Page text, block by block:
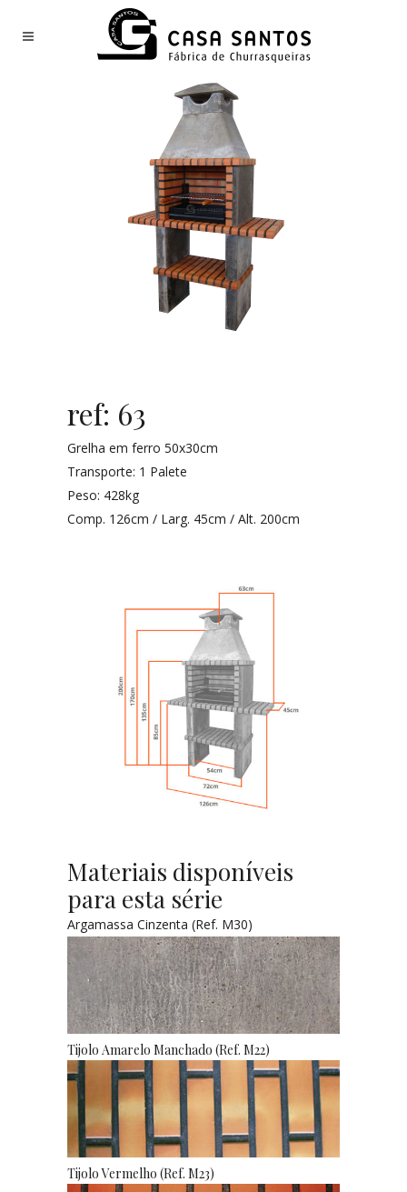
ref: 63
Grelha em ferro 50x30cm
Transporte: 1 Palete
Peso: 428kg
Comp. 126cm / Larg. 45cm / Alt. 200cm
Materiais disponíveis
para esta série
Argamassa Cinzenta (Ref. M30)
Tijolo Amarelo Manchado (Ref. M22)
Tijolo Vermelho (Ref. M23)